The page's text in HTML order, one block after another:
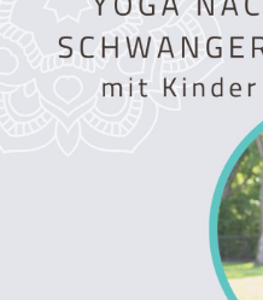
Cathys Kinderwagen
vom Alltag. Die
den Stress des Tages